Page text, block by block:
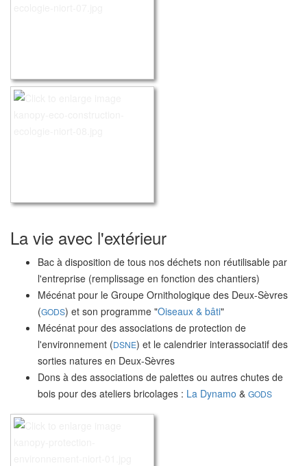
La vie avec l'extérieur
Bac à disposition de tous nos déchets non réutilisable par
l'entreprise (remplissage en fonction des chantiers)
Mécénat pour le Groupe Ornithologique des Deux-Sèvres
(GODS) et son programme "Oiseaux & bâti"
Mécénat pour des associations de protection de
l'environnement (DSNE) et le calendrier interassociatif des
sorties natures en Deux-Sèvres
Dons à des associations de palettes ou autres chutes de
bois pour des ateliers bricolages : La Dynamo & GODS